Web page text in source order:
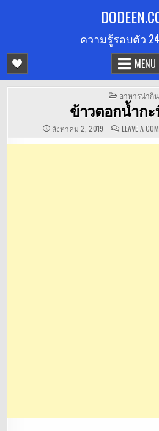
ความรู้รอบตัว
MENU
POSTED
IN
อาหารน่ากิน
ข้าวตอกน้ำกะ
สิงหาคม 2, 2019 LEAVE A